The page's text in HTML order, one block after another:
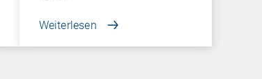
Weiterlesen